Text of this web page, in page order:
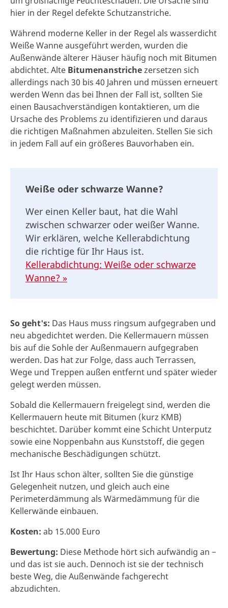
hier in der Regel defekte Schutzanstriche.
Während moderne Keller in der Regel als wasserdicht
Weiße Wanne ausgeführt werden, wurden die
Außenwände älterer Häuser häufig noch mit Bitumen
abdichtet. Alte Bitumenanstrichezersetzen sich
allerdings nach 30 bis 40 Jahren und müssen erneuert
werden Wenn das bei Ihnen der Fall ist, sollten Sie
einen Bausachverständigen kontaktieren, um die
Ursache des Problems zu identifizieren und daraus
die richtigen Maßnahmen abzuleiten. Stellen Sie sich
in jedem Fall auf ein größeres Bauvorhaben ein.
Weiße oder schwarze Wanne?
Wer einen Keller baut, hat die Wahl
zwischen schwarzer oder weißer Wanne.
Wir erklären, welche Kellerabdichtung
die richtige für Ihr Haus ist.
Kellerabdichtung: Weiße oder schwarze
Wanne? »
So geht's: Das Haus muss ringsum aufgegraben und
neu abgedichtet werden. Die Kellermauern müssen
bis auf die Sohle der Außenmauern aufgegraben
werden. Das hat zur Folge, dass auch Terrassen,
Wege und Treppen außen entfernt und später wieder
gelegt werden müssen.
Sobald die Kellermauern freigelegt sind, werden die
Kellermauern heute mit Bitumen (kurz KMB)
beschichtet. Darüber kommt eine Schicht Unterputz
sowie eine Noppenbahn aus Kunststoff, die gegen
mechanische Beschädigungen schützt.
Ist Ihr Haus schon älter, sollten Sie die günstige
Gelegenheit nutzen, und gleich auch eine
Perimeterdämmung als Wärmedämmung für die
Kellerwände einbauen.
Kosten: ab 15.000 Euro
Bewertung: Diese Methode hört sich aufwändig an −
und das ist sie auch. Dennoch ist sie der technisch
beste Weg, die Außenwände fachgerecht
abzudichten.